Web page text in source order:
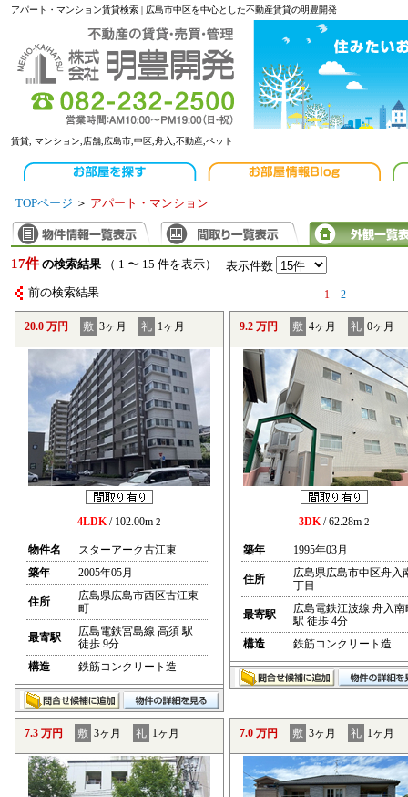
アパート・マンション賃貸検索 | 広島市中区を中心とした不動産賃貸の明豊開発
賃貸, マンション,店舗,広島市,中区,舟入,不動産,ペット
TOPページ ＞ アパート・マンション
17件 の検索結果 （ 1 〜 15 件を表示） 表示件数
前の検索結果 1 2
20.0 万円 敷 3ヶ月 礼 1ヶ月
4LDK/ 102.00m 2
物件名
スターアーク古江東
築年
2005年05月
住所
広島県広島市西区古江東
町
最寄駅
広島電鉄宮島線 高須 駅
徒歩 9分
構造
鉄筋コンクリート造
9.2 万円 敷 4ヶ月 礼 0ヶ月
3DK/ 62.28m 2
築年 1995年03月
住所
広島県広島市中区舟入
丁目
最寄駅
広島電鉄江波線 舟入南
駅 徒歩 4分
構造
鉄筋コンクリート造
7.3 万円 敷 3ヶ月 礼 1ヶ月 7.0 万円 敷 3ヶ月 礼 1ヶ月